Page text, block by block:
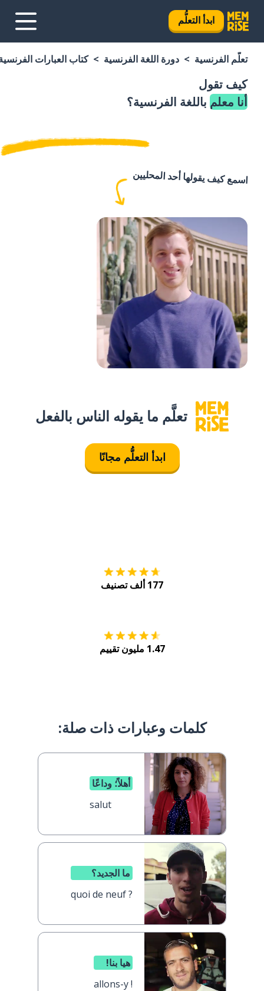
ابدأ التعلُّم
تعلَّم الفرنسية دورة اللغة الفرنسية كتاب العبارات
كيف تقول
أنا معلم باللغة الفرنسية؟
اسمع كيف يقولها أحد المحليين
تعلَّم ما يقوله الناس بالفعل
ابدأ التعلُّم مجانًا
177 ألف تصنيف
1.47 مليون تقييم
كلمات وعبارات ذات صلة:
أهلاً؛ وداعًا
salut
ما الجديد؟
quoi de neuf ?
هيا بنا!
allons-y !